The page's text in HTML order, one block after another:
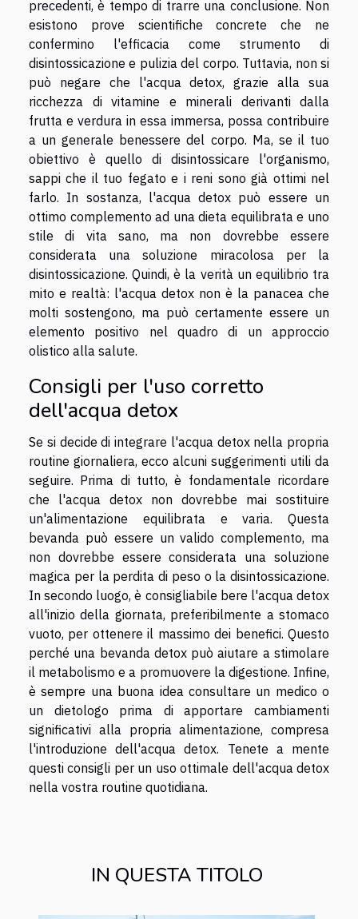
precedenti, è tempo di trarre una conclusione. Non
esistono prove scientifiche concrete che ne
confermino l'efficacia come strumento di
disintossicazione e pulizia del corpo. Tuttavia, non si
può negare che l'acqua detox, grazie alla sua
ricchezza di vitamine e minerali derivanti dalla
frutta e verdura in essa immersa, possa contribuire
a un generale benessere del corpo. Ma, se il tuo
obiettivo è quello di disintossicare l'organismo,
sappi che il tuo fegato e i reni sono già ottimi nel
farlo. In sostanza, l'acqua detox può essere un
ottimo complemento ad una dieta equilibrata e uno
stile di vita sano, ma non dovrebbe essere
considerata una soluzione miracolosa per la
disintossicazione. Quindi, è la verità un equilibrio tra
mito e realtà: l'acqua detox non è la panacea che
molti sostengono, ma può certamente essere un
elemento positivo nel quadro di un approccio
olistico alla salute.
Consigli per l'uso corretto
dell'acqua detox
Se si decide di integrare l'acqua detox nella propria
routine giornaliera, ecco alcuni suggerimenti utili da
seguire. Prima di tutto, è fondamentale ricordare
che l'acqua detox non dovrebbe mai sostituire
un'alimentazione equilibrata e varia. Questa
bevanda può essere un valido complemento, ma
non dovrebbe essere considerata una soluzione
magica per la perdita di peso o la disintossicazione.
In secondo luogo, è consigliabile bere l'acqua detox
all'inizio della giornata, preferibilmente a stomaco
vuoto, per ottenere il massimo dei benefici. Questo
perché una bevanda detox può aiutare a stimolare
il metabolismo e a promuovere la digestione. Infine,
è sempre una buona idea consultare un medico o
un dietologo prima di apportare cambiamenti
significativi alla propria alimentazione, compresa
l'introduzione dell'acqua detox. Tenete a mente
questi consigli per un uso ottimale dell'acqua detox
nella vostra routine quotidiana.
IN QUESTA TITOLO